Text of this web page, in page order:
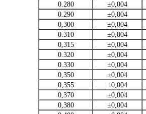
0.280
±0,004
0.290
±0,004
0,300
±0,004
0.310
±0,004
0,315
±0,004
0.320
±0,004
0.330
±0,004
0,350
±0,004
0,355
±0,004
0,370
±0,004
0,380
±0,004